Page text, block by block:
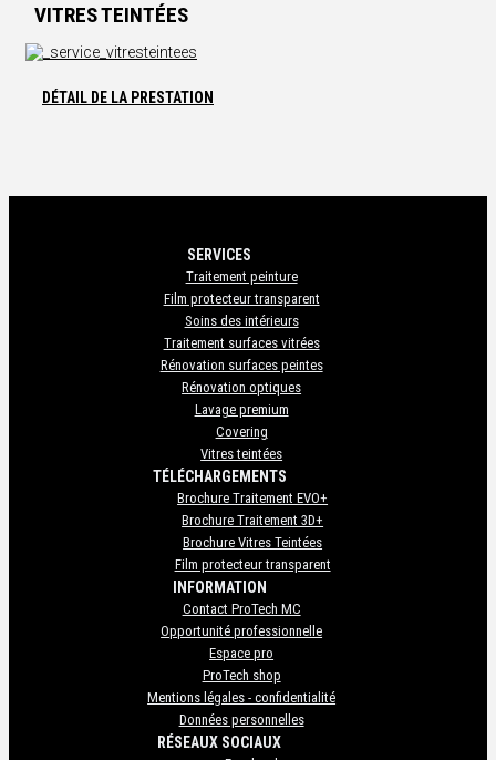
VITRES TEINTÉES
DÉTAIL DE LA PRESTATION
SERVICES
Traitement peinture
Film protecteur transparent
Soins des intérieurs
Traitement surfaces vitrées
Rénovation surfaces peintes
Rénovation optiques
Lavage premium
Covering
Vitres teintées
TÉLÉCHARGEMENTS
Brochure Traitement EVO+
Brochure Traitement 3D+
Brochure Vitres Teintées
Film protecteur transparent
INFORMATION
Contact ProTech MC
Opportunité professionnelle
Espace pro
ProTech shop
Mentions légales - confidentialité
Données personnelles
RÉSEAUX SOCIAUX